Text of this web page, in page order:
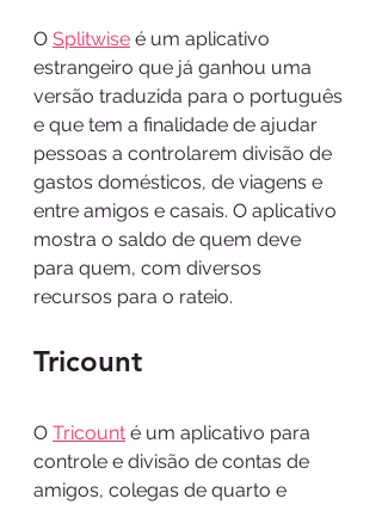
O Splitwise é um aplicativo
estrangeiro que já ganhou uma
versão traduzida para o português
e que tem a finalidade de ajudar
pessoas a controlarem divisão de
gastos domésticos, de viagens e
entre amigos e casais. O aplicativo
mostra o saldo de quem deve
para quem, com diversos
recursos para o rateio.
Tricount
O Tricount é um aplicativo para
controle e divisão de contas de
amigos, colegas de quarto e